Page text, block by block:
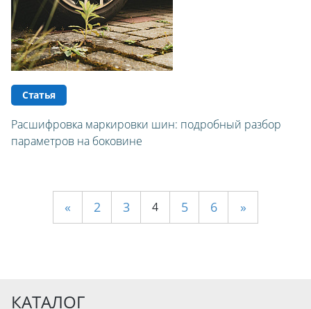
Статья
Расшифровка маркировки шин: подробный разбор
параметров на боковине
« 2 3 4 5 6 »
КАТАЛОГ